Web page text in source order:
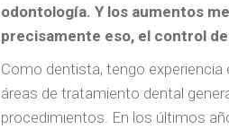
odontología. Y los aumentos
precisamente eso, el control
Como dentista, tengo experiencia
áreas de tratamiento dental
procedimientos. En los últimos